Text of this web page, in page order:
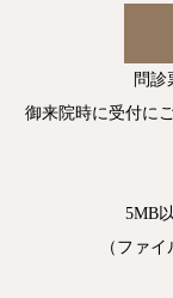
問診
御来院時に受付に
5MB
（ファ